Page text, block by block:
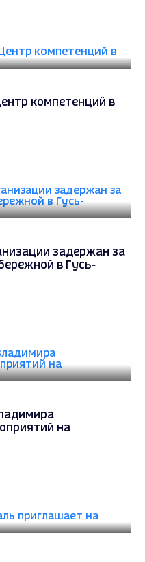
компетенций в
задержан за
в Гусь-
на